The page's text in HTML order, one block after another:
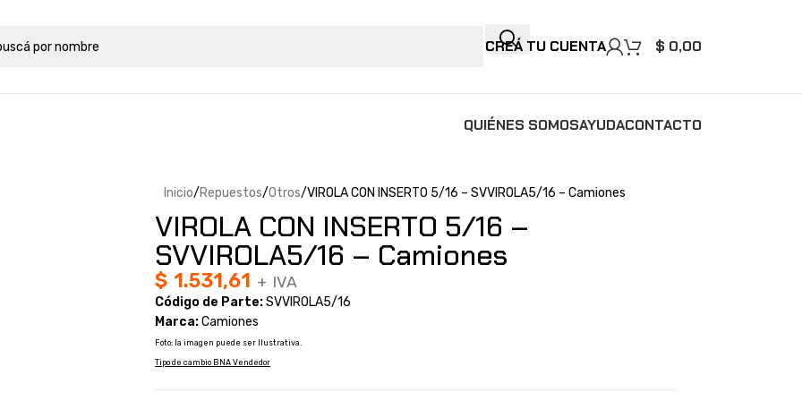
CREÁ TU CUENTA $ 0,00
QUIÉNES SOMOSAYUDACONTACTO
Inicio Repuestos Otros VIROLA CON INSERTO 5/16 – SVVIROLA5/16 – Camiones
VIROLA CON INSERTO 5/16 –
SVVIROLA5/16 – Camiones
$ 1.531,61 + IVA
Código de Parte:SVVIROLA5/16
Marca:Camiones
Foto: la imagen puede ser Ilustrativa.
Tipo de cambio BNA Vendedor